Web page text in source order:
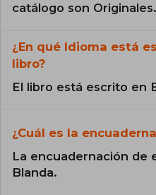
catálogo son Originales.
¿En qué Idioma está
libro?
El libro está escrito en
¿Cuál es la
La encuadernación de
Blanda.